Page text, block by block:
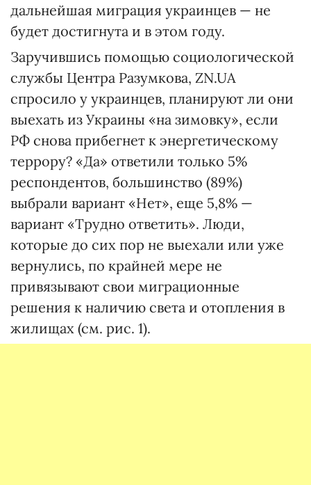
дальнейшая миграция украинцев — не
будет достигнута и в этом году.
Заручившись помощью социологической
службы Центра Разумкова, ZN.UA
спросило у украинцев, планируют ли они
выехать из Украины «на зимовку», если
РФ снова прибегнет к энергетическому
террору? «Да» ответили только 5%
респондентов, большинство (89%)
выбрали вариант «Нет», еще 5,8% —
вариант «Трудно ответить». Люди,
которые до сих пор не выехали или уже
вернулись, по крайней мере не
привязывают свои миграционные
решения к наличию света и отопления в
жилищах (см. рис. 1).